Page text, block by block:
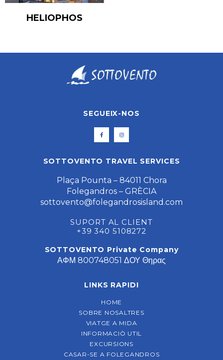
HELIOPHOS
SEGUEIX-NOS
SOTTOVENTO TRAVEL SERVICES
Plaça Pounta – 84011 Chora
Folegandros – GRÈCIA
sottovento@folegandrosisland.com
SUPORT AL CLIENT
+39 340 5108272
SOTTOVENTO Private Company
ΑΦΜ 800748051 ΔΟΥ Θηρας
LINKS RAPIDI
HOME
SOBRE NOSALTRES
VIATGE A MIDA
INFORMACIÒ UTIL
EXCURSIONS
CASAR-SE A FOLEGANDROS